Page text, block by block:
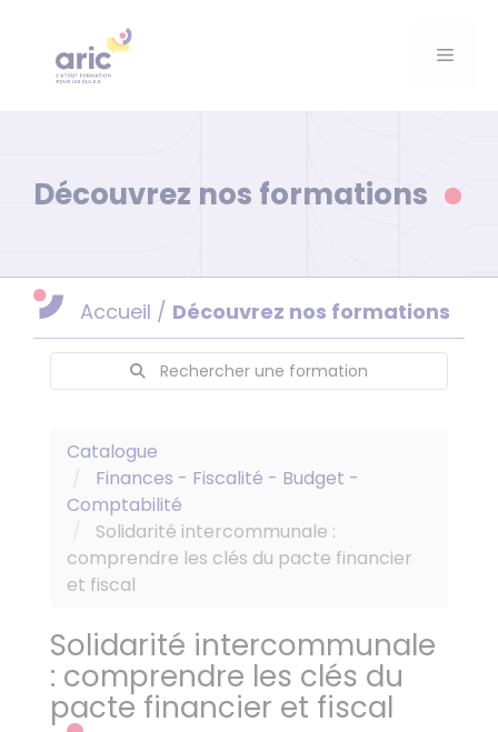
contenu
Menu
Découvrez nos formations
Accueil / Découvrez nos formations
Rechercher une formation
Catalogue
Finances - Fiscalité - Budget -
Comptabilité
Solidarité intercommunale :
comprendre les clés du pacte financier
et fiscal
Solidarité intercommunale
: comprendre les clés du
pacte financier et fiscal